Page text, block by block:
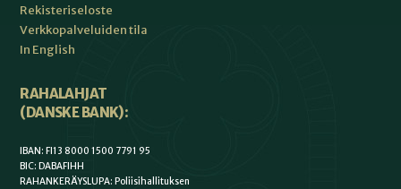
Rekisteriseloste
Verkkopalveluiden tila
In English
RAHALAHJAT
(DANSKE BANK):
IBAN: FI13 8000 1500 7791 95
BIC: DABAFIHH
RAHANKERÄYSLUPA: Poliisihallituksen